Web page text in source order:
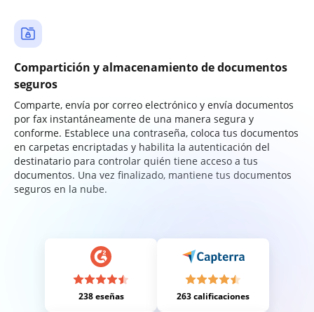
Compartición y almacenamiento de documentos
seguros
Comparte, envía por correo electrónico y envía documentos
por fax instantáneamente de una manera segura y
conforme. Establece una contraseña, coloca tus documentos
en carpetas encriptadas y habilita la autenticación del
destinatario para controlar quién tiene acceso a tus
documentos. Una vez finalizado, mantiene tus documentos
seguros en la nube.
238 eseñas 263 calificaciones